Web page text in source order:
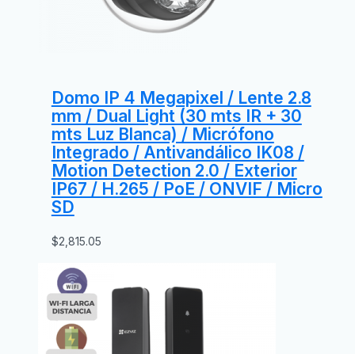
Domo IP 4 Megapixel / Lente 2.8
mm / Dual Light (30 mts IR + 30
mts Luz Blanca) / Micrófono
Integrado / Antivandálico IK08 /
Motion Detection 2.0 / Exterior
IP67 / H.265 / PoE / ONVIF / Micro
SD
$2,815.05